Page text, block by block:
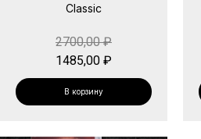
Classic
2700,00₽
1485,00 ₽
В корзину